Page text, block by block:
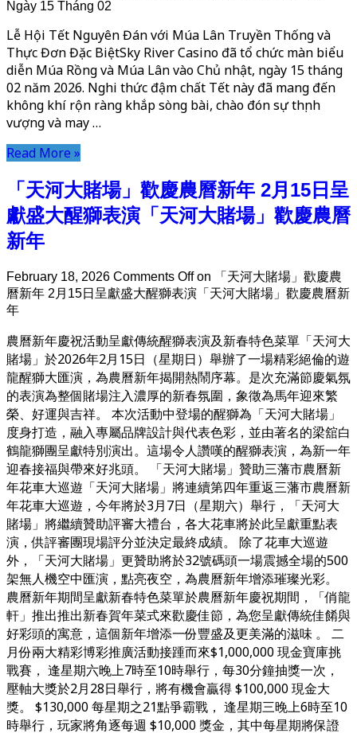
Ngày 15 Tháng 02
Lễ Hội Tết Nguyên Đán với Múa Lân Truyền Thống và
Thực Đơn Đặc BiệtSky River Casino đã tổ chức màn biểu
diễn Múa Rồng và Múa Lân vào Chủ nhật, ngày 15 tháng
02 năm 2026. Nghi thức đậm chất Tết này đã mang đến
không khí rộn ràng khắp sòng bài, chào đón sự thịnh
vượng và may …
Read More »
「天河大賭場」歡慶農曆新年 2月15日呈
獻盛大醒獅表演「天河大賭場」歡慶農曆
新年
February 18, 2026 Comments Offon 「天河大賭場」歡慶農
曆新年 2月15日呈獻盛大醒獅表演「天河大賭場」歡慶農曆新
年
農曆新年慶祝活動呈獻傳統醒獅表演及新春特色菜單「天河大
賭場」於2026年2月15日（星期日）舉辦了一場精彩絕倫的遊
龍醒獅大匯演，為農曆新年揭開熱鬧序幕。是次充滿節慶氣氛
的表演為整個賭場注入濃厚的新春氛圍，象徵為馬年迎來繁
榮、好運與吉祥。 本次活動中登場的醒獅為「天河大賭場」
度身打造，融入專屬品牌設計與代表色彩，並由著名的梁舘白
鶴龍獅團呈獻特別演出。這場令人讚嘆的醒獅表演，為新一年
迎春接福與帶來好兆頭。 「天河大賭場」贊助三藩市農曆新
年花車大巡遊「天河大賭場」將連續第四年重返三藩市農曆新
年花車大巡遊，今年將於3月7日（星期六）舉行，「天河大
賭場」將繼續贊助評審大禮台，各大花車將於此呈獻重點表
演，供評審團現場評分並決定最終成績。 除了花車大巡遊
外，「天河大賭場」更贊助將於32號碼頭一場震撼全場的500
架無人機空中匯演，點亮夜空，為農曆新年增添璀璨光彩。
農曆新年期間呈獻新春特色菜單於農曆新年慶祝期間，「俏龍
軒」推出推出新春賀年菜式來歡慶佳節，為您呈獻傳統佳餚與
好彩頭的寓意，這個新年增添一份豐盛及更美滿的滋味 。 二
月份兩大精彩博彩推廣活動接踵而來$1,000,000 現金寶庫挑
戰賽， 逢星期六晚上7時至10時舉行，每30分鐘抽獎一次，
壓軸大獎於2月28日舉行，將有機會贏得 $100,000 現金大
獎。 $130,000 每星期之21點爭霸戰， 逢星期三晚上6時至10
時舉行，玩家將角逐每週 $10,000 獎金，其中每星期將保證